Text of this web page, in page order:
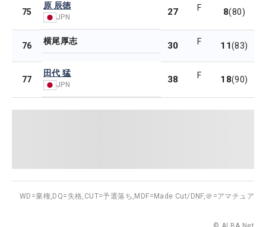
75
原 辰徳
JPN 27 F 8(80)
76 横尾厚志 30 F 11(83)
77
田代 猛
JPN 38 F 18(90)
WD=棄権, DQ=失格, CUT=予選落ち, MDF=Made Cut/DNF,＠=アマチュア